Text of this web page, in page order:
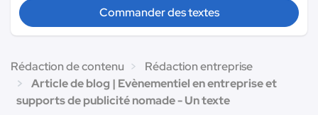
Commander des textes
Rédaction de contenu
Rédaction entreprise
Article de blog | Evènementiel en entreprise et
supports de publicité nomade - Un texte